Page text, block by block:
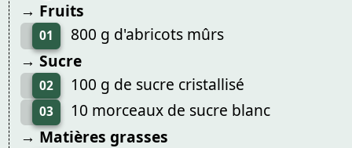
→ Fruits
01
800 g d'abricots mûrs
→ Sucre
02 100 g de sucre cristallisé
03
10 morceaux de sucre blanc
→ Matières grasses